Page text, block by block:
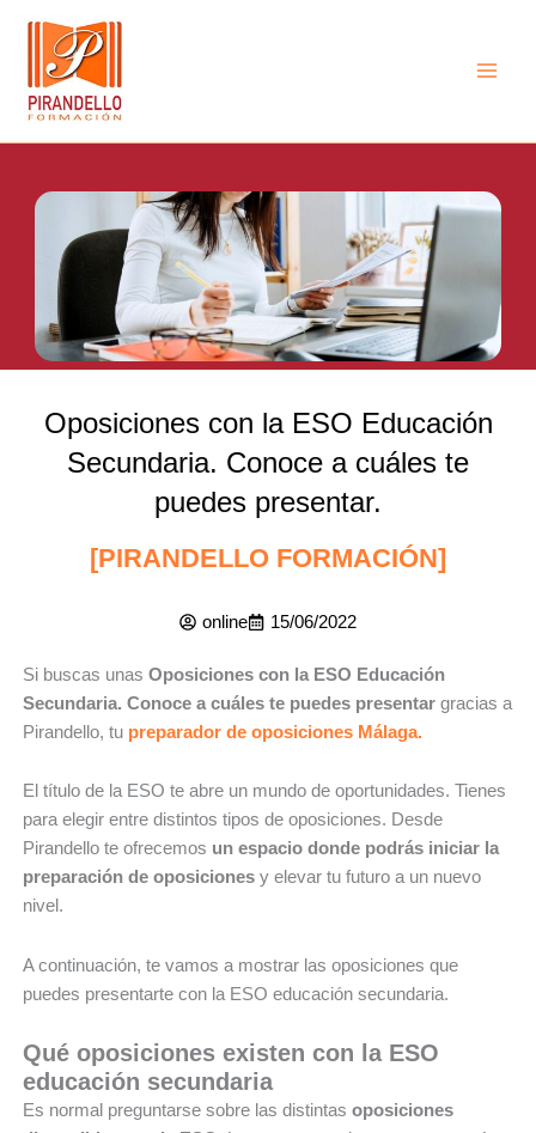
contenido
Oposiciones con la ESO Educación
Secundaria. Conoce a cuáles te
puedes presentar.
[PIRANDELLO FORMACIÓN]
online 15/06/2022
Si buscas unas Oposiciones con la ESO Educación
Secundaria. Conoce a cuáles te puedes presentargracias a
Pirandello, tu preparador de oposiciones Málaga.
El título de la ESO te abre un mundo de oportunidades. Tienes
para elegir entre distintos tipos de oposiciones. Desde
Pirandello te ofrecemos un espacio donde podrás iniciar la
preparación de oposicionesy elevar tu futuro a un nuevo
nivel.
A continuación, te vamos a mostrar las oposiciones que
puedes presentarte con la ESO educación secundaria.
Qué oposiciones existen con la ESO
educación secundaria
Es normal preguntarse sobre las distintas oposiciones